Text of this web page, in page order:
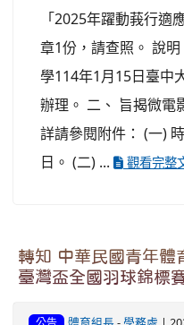
「2025年躍動莪行適
章1份，請查照。 說
學114年1月15日臺中
辦理。 二、 旨揭微電
詳請參閱附件： (一)
日。 (二) ...
觀看完整
轉知 中華民國青年體
臺灣盃全國羽球錦標